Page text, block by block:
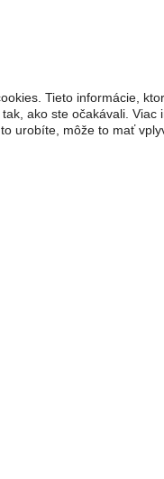
Tieto informácie,
ako ste očakávali.
urobíte, môže to mať